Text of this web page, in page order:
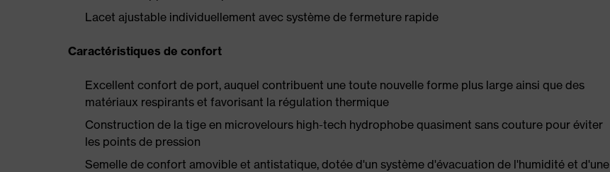
Lacet ajustable individuellement avec système de fermeture rapide
Caractéristiques de confort
Excellent confort de port, auquel contribuent une toute nouvelle forme plus large ainsi que des
matériaux respirants et favorisant la régulation thermique
Construction de la tige en microvelours high-tech hydrophobe quasiment sans couture pour éviter
les points de pression
Semelle de confort amovible et antistatique, dotée d'un système d'évacuation de l'humidité et d'une